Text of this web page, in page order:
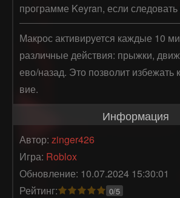
программе Keyran, если следовать
Макрос активируется каждые 10
различные действия: прыжки,
ево/назад. Это позволит избежать
вие.
Информация
Автор: zinger426
Игра: Roblox
Обновление: 10.07.2024 15:30:01
Рейтинг:
0/5